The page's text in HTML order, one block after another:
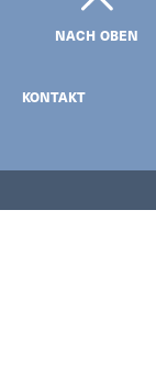
NACH OBEN
KONTAKT